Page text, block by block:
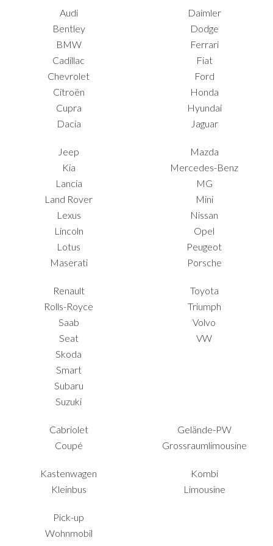
Audi
Bentley
BMW
Cadillac
Chevrolet
Citroën
Cupra
Dacia
Daimler
Dodge
Ferrari
Fiat
Ford
Honda
Hyundai
Jaguar
Jeep
Kia
Lancia
Land Rover
Lexus
Lincoln
Lotus
Maserati
Mazda
Mercedes-Benz
MG
Mini
Nissan
Opel
Peugeot
Porsche
Renault
Rolls-Royce
Saab
Seat
Skoda
Smart
Subaru
Suzuki
Toyota
Triumph
Volvo
VW
Cabriolet
Coupé
Gelände-PW
Grossraumlimousine
Kastenwagen
Kleinbus
Kombi
Limousine
Pick-up
Wohnmobil